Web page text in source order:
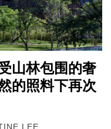
山林包围的奢
的照料下再次
LEE